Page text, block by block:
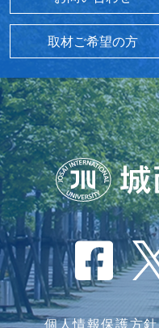
取材ご希望の方
個人情報保護方針